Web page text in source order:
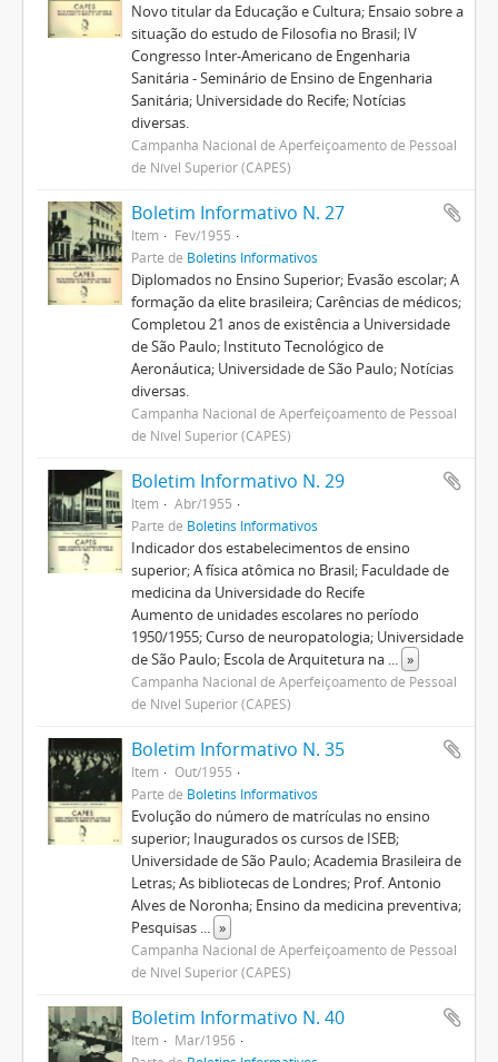
Novo titular da Educação e Cultura; Ensaio sobre a
situação do estudo de Filosofia no Brasil; IV
Congresso Inter-Americano de Engenharia
Sanitária - Seminário de Ensino de Engenharia
Sanitária; Universidade do Recife; Notícias
diversas.
Campanha Nacional de Aperfeiçoamento de Pessoal
de Nível Superior (CAPES)
Boletim Informativo N. 27
Item
Fev/1955
Parte de Boletins Informativos
Diplomados no Ensino Superior; Evasão escolar; A
formação da elite brasileira; Carências de médicos;
Completou 21 anos de existência a Universidade
de São Paulo; Instituto Tecnológico de
Aeronáutica; Universidade de São Paulo; Notícias
diversas.
Campanha Nacional de Aperfeiçoamento de Pessoal
de Nível Superior (CAPES)
Boletim Informativo N. 29
Item
Abr/1955
Parte de Boletins Informativos
Indicador dos estabelecimentos de ensino
superior; A física atômica no Brasil; Faculdade de
medicina da Universidade do Recife
Aumento de unidades escolares no período
1950/1955; Curso de neuropatologia; Universidade
de São Paulo; Escola de Arquitetura na ... »
Campanha Nacional de Aperfeiçoamento de Pessoal
de Nível Superior (CAPES)
Boletim Informativo N. 35
Item
Out/1955
Parte de Boletins Informativos
Evolução do número de matrículas no ensino
superior; Inaugurados os cursos de ISEB;
Universidade de São Paulo; Academia Brasileira de
Letras; As bibliotecas de Londres; Prof. Antonio
Alves de Noronha; Ensino da medicina preventiva;
Pesquisas ... »
Campanha Nacional de Aperfeiçoamento de Pessoal
de Nível Superior (CAPES)
Boletim Informativo N. 40
Item
Mar/1956